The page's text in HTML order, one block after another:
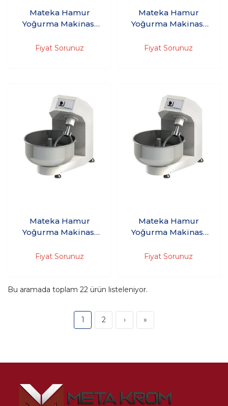
Mateka Hamur
Yoğurma Makinası
600t
Fiyat Sorunuz
Mateka Hamur
Yoğurma Makinası
750Dt - (2 hızlı,
Fiyat Sorunuz
Mateka Hamur
Yoğurma Makinası
750Km - (Kazan üst
acil stop)
Fiyat Sorunuz
Mateka Hamur
Yoğurma Makinası
750Kt - (Kazan üst
Fiyat Sorunuz
Bu aramada toplam 22 ürün listeleniyor.
1 2 › »